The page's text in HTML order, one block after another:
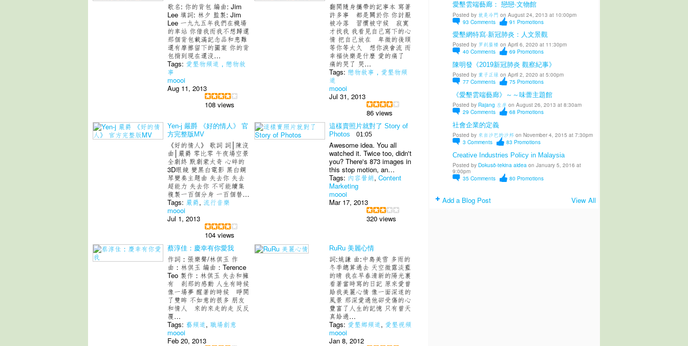
歌名: 你的背包 編曲: Jim
Lee 填詞: 林夕 監製: Jim
Lee 一九九五年我們在機場
的車站 你借我而我不想歸還
那個背包載滿記念品和患難
還有摩擦留下的圖案 你的背
包揹到現在還沒…
Tags: 愛墾物頻道，戀物敘
事
moooi
Aug 11, 2013
108 views
翻開隨身攜帶的記事本 寫著
許多事 都是關於你 你討厭
被冷落 習慣被守候 寂寞
才找我 我看見自己寫下的心
情 把自己放在 卑微的後頭
等你等太久 想你淚會流 而
幸福快樂是什麼 愛的痛了
痛的哭了 哭…
Tags: 戀物敘事，愛墾物頻
道
moooi
Jul 31, 2013
86 views
Yen-j 嚴爵 《好的情人》 官
方完整版MV
《好的情人》 歌詞 詞│陳沒
曲│嚴爵 零比零 午夜場空景
全劇終 默劇蒙太奇 心碎的
3D眼鏡 變黑白電影 黑白鋼
琴變奏主題曲 失去你 失去
超能力 失去你 不可能續集
複製一百個分身 一百個替…
Tags: 嚴爵, 流行音樂
moooi
Jul 1, 2013
104 views
這樣賣照片就對了 Story of
Photos
01:05
Awesome idea. You all
watched it. Twice too, didn't
you? There's 873 images in
this stop motion, an…
Tags: 內容營銷, Content
Marketing
moooi
Mar 17, 2013
320 views
蔡淳佳：慶幸有你愛我
作詞：張樂聲/林倛玉 作
曲：林倛玉 編曲：Terence
Teo 製作：林倛玉 失去和擁
有 剎那的感動 人生有時候
像一場夢 醒著的時候 睜開
了雙眸 不如意的很多 朋友
和情人 來的來走的走 反反
覆…
Tags: 藝頻道, 職場創意
moooi
Feb 20, 2013
RuRu 美麗心情
詞:姚謙 曲:中島美雪 多雨的
冬季總算過去 天空微露淡藍
的晴 我在早春清新的陽光裏
看著當時寫的日記 原來愛曾
給我美麗心情 像一面深遂的
風景 那深愛過他卻受傷的心
豐富了人生的記憶 只有曾天
真給過…
Tags: 愛墾鄉頻道, 愛墾視頻
moooi
Jan 8, 2012
愛墾雲端藝廊： 戀戀·文物館
Posted by 就是冷門 on August 24, 2013 at 10:00pm
93 Comments 91 Promotions
愛墾網特寫·新冠肺炎：人文景觀
Posted by 罗刹蜃楼 on April 6, 2020 at 11:30pm
40 Comments 69 Promotions
陳明發《2019新冠肺炎 觀察紀事》
Posted by 葉子正绿 on April 2, 2020 at 5:00pm
77 Comments 75 Promotions
《愛墾雲端藝廊》～～味蕾主題館
Posted by Rajang 左岸 on August 26, 2013 at 8:30am
29 Comments 68 Promotions
社會企業的定義
Posted by 來自沙巴的沙邦 on November 4, 2015 at 7:30pm
3 Comments 83 Promotions
Creative Industries Policy in Malaysia
Posted by Dokusō-tekina aideaon January 5, 2016 at
9:00pm
35 Comments 80 Promotions
Add a Blog Post View All